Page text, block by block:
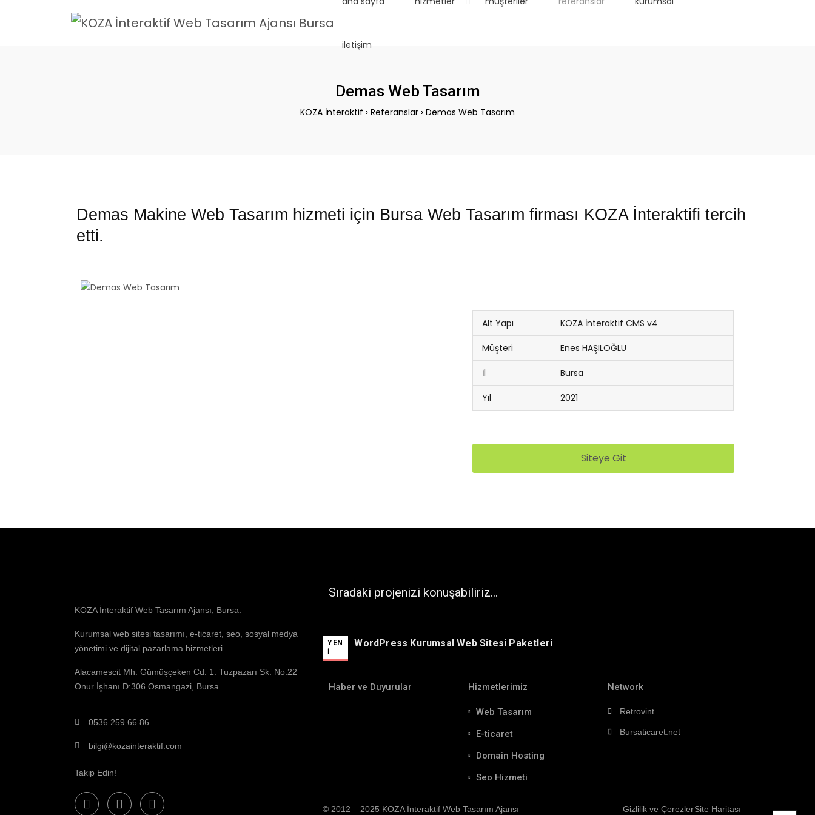
iletişim
Demas Web Tasarım
KOZA İnteraktif › Referanslar › Demas Web Tasarım
Demas Makine Web Tasarım hizmeti için Bursa Web Tasarım firması KOZA İnteraktifi tercih
etti.
Alt Yapı KOZA İnteraktif CMS v4
Müşteri Enes HAŞILOĞLU
İl Bursa
Yıl 2021
Siteye Git
KOZA İnteraktif Web Tasarım Ajansı, Bursa.
Kurumsal web sitesi tasarımı, e-ticaret, seo, sosyal medya
yönetimi ve dijital pazarlama hizmetleri.
Alacamescit Mh. Gümüşçeken Cd. 1. Tuzpazarı Sk. No:22
Onur İşhanı D:306 Osmangazi, Bursa
0536 259 66 86
bilgi@kozainteraktif.com
Takip Edin!
Sıradaki projenizi konuşabiliriz…
WordPress Kurumsal Web Sitesi Paketleri
YEN
İ
Haber ve Duyurular Hizmetlerimiz
Web Tasarım
E-ticaret
Domain Hosting
Seo Hizmeti
Network
Retrovint
Bursaticaret.net
© 2012 – 2025 KOZA İnteraktif Web Tasarım Ajansı Gizlilik ve ÇerezlerSite Haritası